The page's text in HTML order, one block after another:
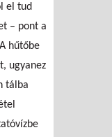
el tud
– pont a
hűtőbe
ugyanez
tálba